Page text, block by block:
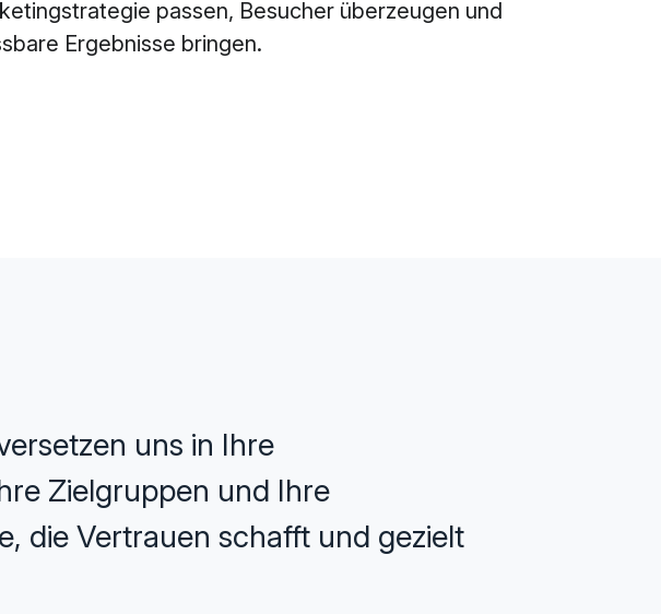
passen, Besucher überzeugen und
Ergebnisse bringen.
uns in Ihre
Zielgruppen und Ihre
die Vertrauen schafft und gezielt